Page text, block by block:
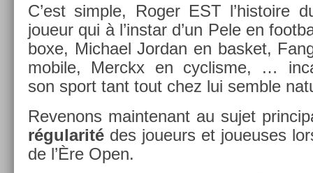
C’est sim­ple, Roger EST l’his­toire
joueur qui à l’instar d’un Pele en
boxe, Mic­hael Jor­dan en bas­ket,
mobile, Merckx en cyc­lisme, …
son sport tant tout chez lui semble
Re­venons main­tenant au sujet
régularité des joueurs et joueuses
de l’Ère Open.